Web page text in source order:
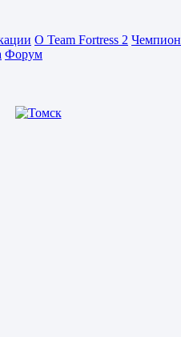
О Team Fortress 2
Форум